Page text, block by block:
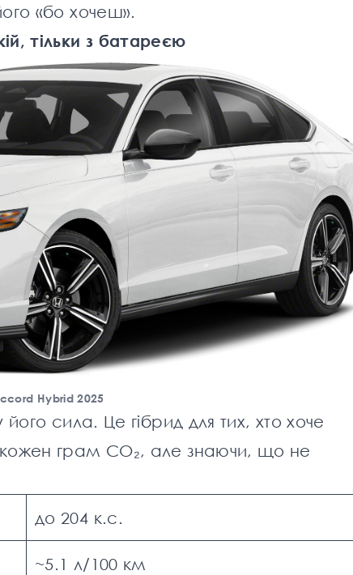
«бо хочеш».
тільки з батареєю
Hybrid 2025
сила. Це гібрид для тих, хто хоче
грам CO₂, але знаючи, що не
до 204 к.с.
~5.1 л/100 км